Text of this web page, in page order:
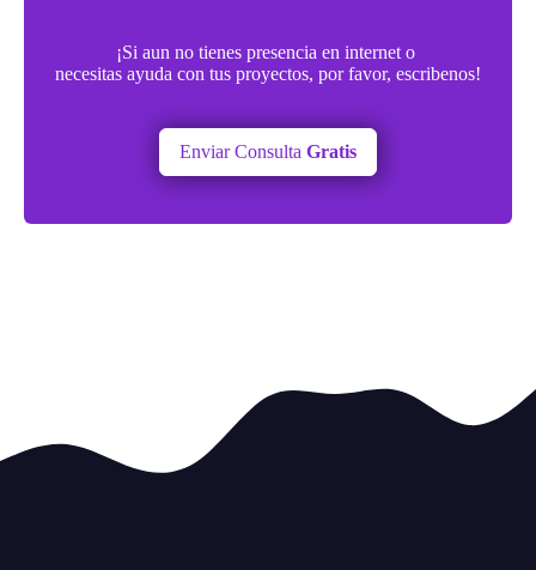
¡Si aun no tienes presencia en internet o
necesitas ayuda con tus proyectos, por favor, escribenos!
Enviar Consulta Gratis